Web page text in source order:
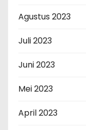
Agustus 2023
Juli 2023
Juni 2023
Mei 2023
April 2023